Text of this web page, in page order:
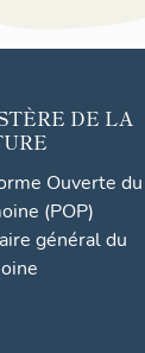
DE LA
Ouverte du
(POP)
général du